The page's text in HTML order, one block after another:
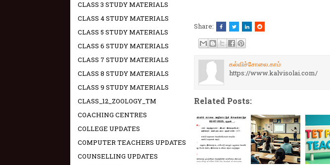
Share:
கல்விச்சோலை.காம்
https://www.kalvisolai.com/
Related Posts:
CLASS 3 STUDY MATERIALS
CLASS 4 STUDY MATERIALS
CLASS 5 STUDY MATERIALS
CLASS 6 STUDY MATERIALS
CLASS 7 STUDY MATERIALS
CLASS 8 STUDY MATERIALS
CLASS 9 STUDY MATERIALS
CLASS_12_ZOOLOGY_TM
COACHING CENTRES
COLLEGE UPDATES
COMPUTER TEACHERS UPDATES
COUNSELLING UPDATES